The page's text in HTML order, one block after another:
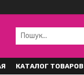
КАТАЛОГ ТОВАРОВ